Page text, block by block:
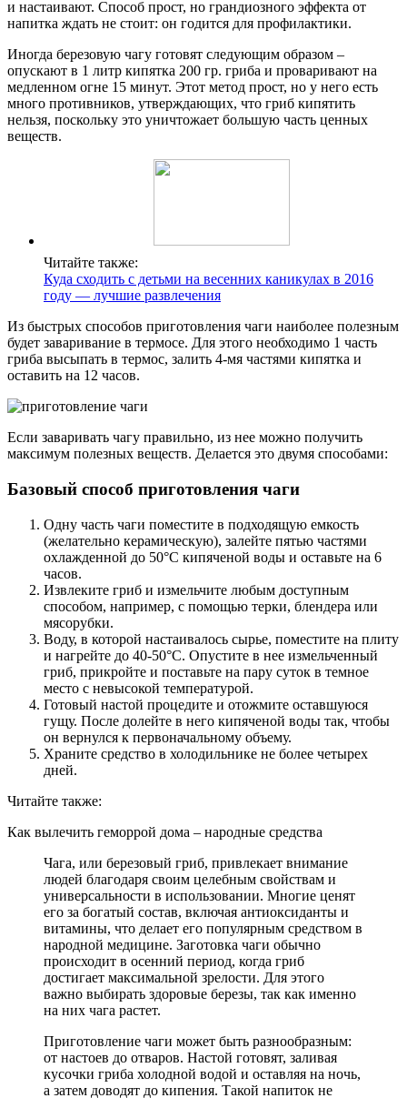
и настаивают. Способ прост, но грандиозного эффекта от
напитка ждать не стоит: он годится для профилактики.
Иногда березовую чагу готовят следующим образом –
опускают в 1 литр кипятка 200 гр. гриба и проваривают на
медленном огне 15 минут. Этот метод прост, но у него есть
много противников, утверждающих, что гриб кипятить
нельзя, поскольку это уничтожает большую часть ценных
веществ.
Читайте также:
Куда сходить с детьми на весенних каникулах в 2016
году — лучшие развлечения
Из быстрых способов приготовления чаги наиболее полезным
будет заваривание в термосе. Для этого необходимо 1 часть
гриба высыпать в термос, залить 4-мя частями кипятка и
оставить на 12 часов.
Если заваривать чагу правильно, из нее можно получить
максимум полезных веществ. Делается это двумя способами:
Базовый способ приготовления чаги
Одну часть чаги поместите в подходящую емкость
(желательно керамическую), залейте пятью частями
охлажденной до 50°С кипяченой воды и оставьте на 6
часов.
Извлеките гриб и измельчите любым доступным
способом, например, с помощью терки, блендера или
мясорубки.
Воду, в которой настаивалось сырье, поместите на плиту
и нагрейте до 40-50°С. Опустите в нее измельченный
гриб, прикройте и поставьте на пару суток в темное
место с невысокой температурой.
Готовый настой процедите и отожмите оставшуюся
гущу. После долейте в него кипяченой воды так, чтобы
он вернулся к первоначальному объему.
Храните средство в холодильнике не более четырех
дней.
Читайте также:
Как вылечить геморрой дома – народные средства
Чага, или березовый гриб, привлекает внимание
людей благодаря своим целебным свойствам и
универсальности в использовании. Многие ценят
его за богатый состав, включая антиоксиданты и
витамины, что делает его популярным средством в
народной медицине. Заготовка чаги обычно
происходит в осенний период, когда гриб
достигает максимальной зрелости. Для этого
важно выбирать здоровые березы, так как именно
на них чага растет.
Приготовление чаги может быть разнообразным:
от настоев до отваров. Настой готовят, заливая
кусочки гриба холодной водой и оставляя на ночь,
а затем доводят до кипения. Такой напиток не